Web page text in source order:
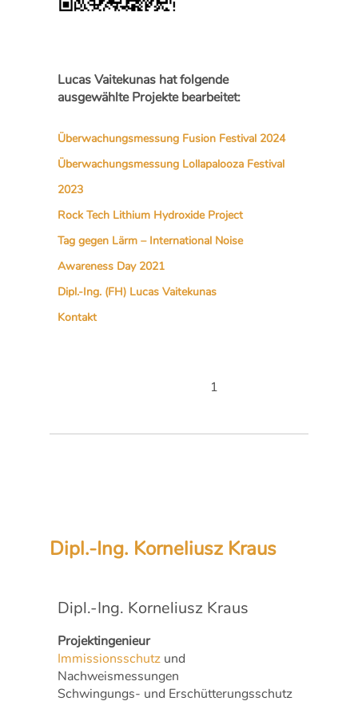
Lucas Vaitekunas hat folgende
ausgewählte Projekte bearbeitet:
Überwachungsmessung Fusion Festival 2024
Überwachungsmessung Lollapalooza Festival
2023
Rock Tech Lithium Hydroxide Project
Tag gegen Lärm – International Noise
Awareness Day 2021
Dipl.-Ing. (FH) Lucas Vaitekunas
Kontakt
1
Dipl.-Ing. Korneliusz Kraus
Dipl.-Ing. Korneliusz Kraus
Projektingenieur
Immissionsschutz und
Nachweismessungen
Schwingungs- und Erschütterungsschutz